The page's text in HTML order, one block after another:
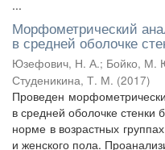
...
Морфометрический
в средней оболочке
Юзефович, Н. А.; Бойко, М.
Студеникина, Т. М. (2017)
Проведен
в средней оболочке
норме в возрастных
и женского пола.